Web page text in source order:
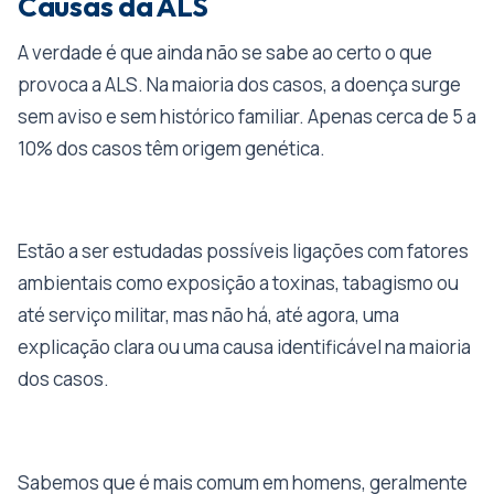
A verdade é que ainda não se sabe ao certo o que
provoca a ALS. Na maioria dos casos, a doença surge
sem aviso e sem histórico familiar. Apenas cerca de 5 a
10% dos casos têm origem genética.
Estão a ser estudadas possíveis ligações com fatores
ambientais como exposição a toxinas, tabagismo ou
até serviço militar, mas não há, até agora, uma
explicação clara ou uma causa identificável na maioria
dos casos.
Sabemos que é mais comum em homens, geralmente